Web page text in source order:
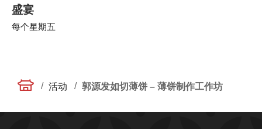
盛宴
每个星期五
/ 活动 / 郭源发如切薄饼 – 薄饼制作工作坊